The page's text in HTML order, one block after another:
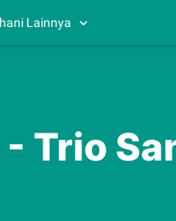
Lainnya
- Trio